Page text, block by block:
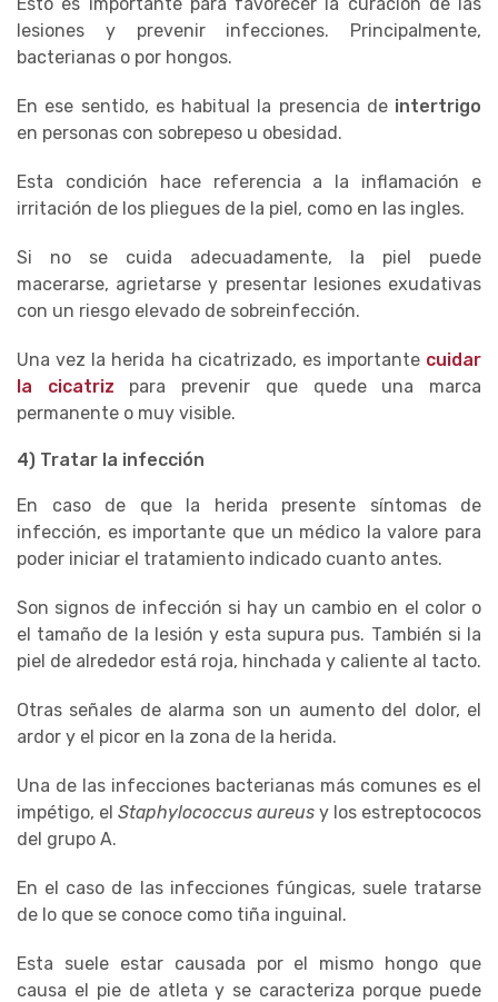
lesiones y prevenir infecciones. Principalmente,
bacterianas o por hongos.
En ese sentido, es habitual la presencia de intertrigo
en personas con sobrepeso u obesidad.
Esta condición hace referencia a la inflamación e
irritación de los pliegues de la piel, como en las ingles.
Si no se cuida adecuadamente, la piel puede
macerarse, agrietarse y presentar lesiones exudativas
con un riesgo elevado de sobreinfección.
Una vez la herida ha cicatrizado, es importante cuidar
la cicatriz para prevenir que quede una marca
permanente o muy visible.
4) Tratar la infección
En caso de que la herida presente síntomas de
infección, es importante que un médico la valore para
poder iniciar el tratamiento indicado cuanto antes.
Son signos de infección si hay un cambio en el color o
el tamaño de la lesión y esta supura pus. También si la
piel de alrededor está roja, hinchada y caliente al tacto.
Otras señales de alarma son un aumento del dolor, el
ardor y el picor en la zona de la herida.
Una de las infecciones bacterianas más comunes es el
impétigo, el Staphylococcus aureus y los estreptococos
del grupo A.
En el caso de las infecciones fúngicas, suele tratarse
de lo que se conoce como tiña inguinal.
Esta suele estar causada por el mismo hongo que
causa el pie de atleta y se caracteriza porque puede